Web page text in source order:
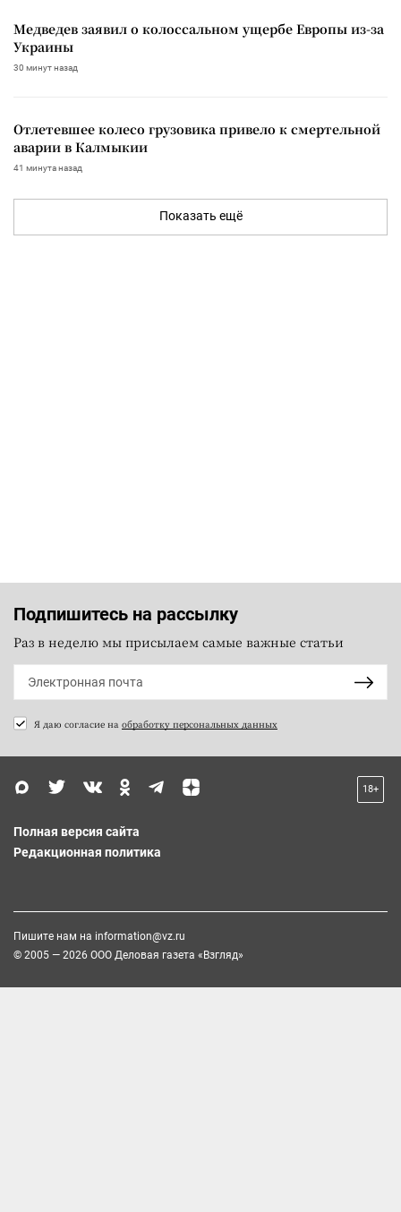
Медведев заявил о колоссальном ущербе Европы из-за
Украины
30 минут назад
Отлетевшее колесо грузовика привело к смертельной
аварии в Калмыкии
41 минута назад
Показать ещё
Подпишитесь на рассылку
Раз в неделю мы присылаем самые важные статьи
Я даю согласие на обработку персональных данных
18+
Полная версия сайта
Редакционная политика
Пишите нам на information@vz.ru
© 2005 — 2026 ООО Деловая газета «Взгляд»